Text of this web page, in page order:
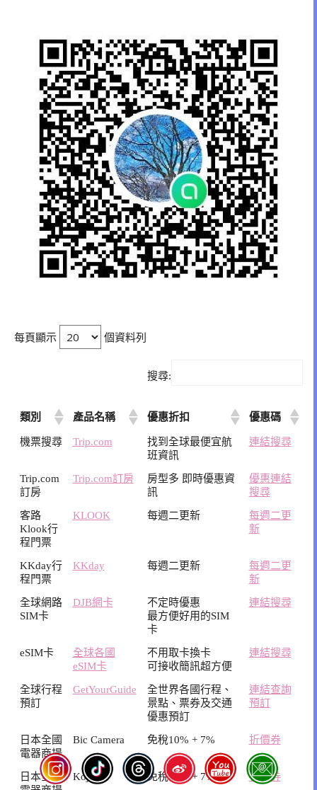
每頁顯示 個資料列
搜尋:
類別 產品名稱 優惠折扣 優惠碼
機票搜尋 Trip.com
找到全球最便宜航
班資訊
連結搜尋
Trip.com
訂房
Trip.com訂房
房型多 即時優惠資
訊
優惠連結
搜尋
客路
Klook行
程門票
KLOOK 每週二更新
每週二更
新
KKday行
程門票
KKday 每週二更新
每週二更
新
全球網路
SIM卡
DJB網卡
不定時優惠
最方便好用的SIM
卡
連結搜尋
eSIM卡
全球各國
eSIM卡
不用取卡換卡
可接收簡訊超方便
連結搜尋
全球行程
預訂
GetYourGuide
全世界各國行程、
景點、票券及交通
優惠預訂
連結查詢
預訂
日本全國
電器商場
Bic Camera 免稅10% + 7% 折價券
日本全國
Kojima 免稅10% + 7% 折價券